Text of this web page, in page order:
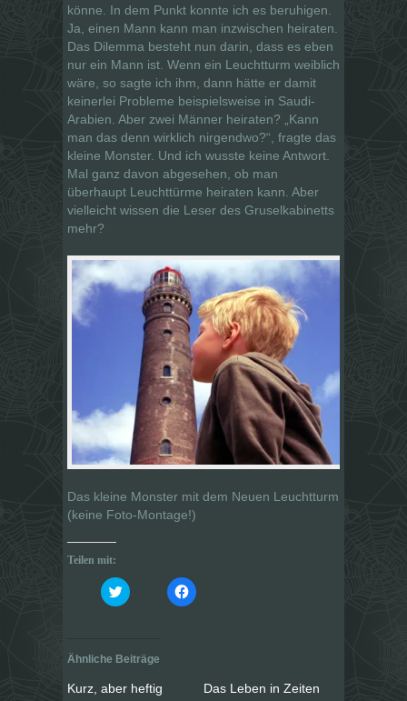
könne. In dem Punkt konnte ich es beruhigen.
Ja, einen Mann kann man inzwischen heiraten.
Das Dilemma besteht nun darin, dass es eben
nur ein Mann ist. Wenn ein Leuchtturm weiblich
wäre, so sagte ich ihm, dann hätte er damit
keinerlei Probleme beispielsweise in Saudi-
Arabien. Aber zwei Männer heiraten? „Kann
man das denn wirklich nirgendwo?“, fragte das
kleine Monster. Und ich wusste keine Antwort.
Mal ganz davon abgesehen, ob man
überhaupt Leuchttürme heiraten kann. Aber
vielleicht wissen die Leser des Gruselkabinetts
mehr?
Das kleine Monster mit dem Neuen Leuchtturm
(keine Foto-Montage!)
Teilen mit:
K
l
u
m
b
e
K
l
Ähnliche Beiträge
Kurz, aber heftig
Das Leben in Zeiten